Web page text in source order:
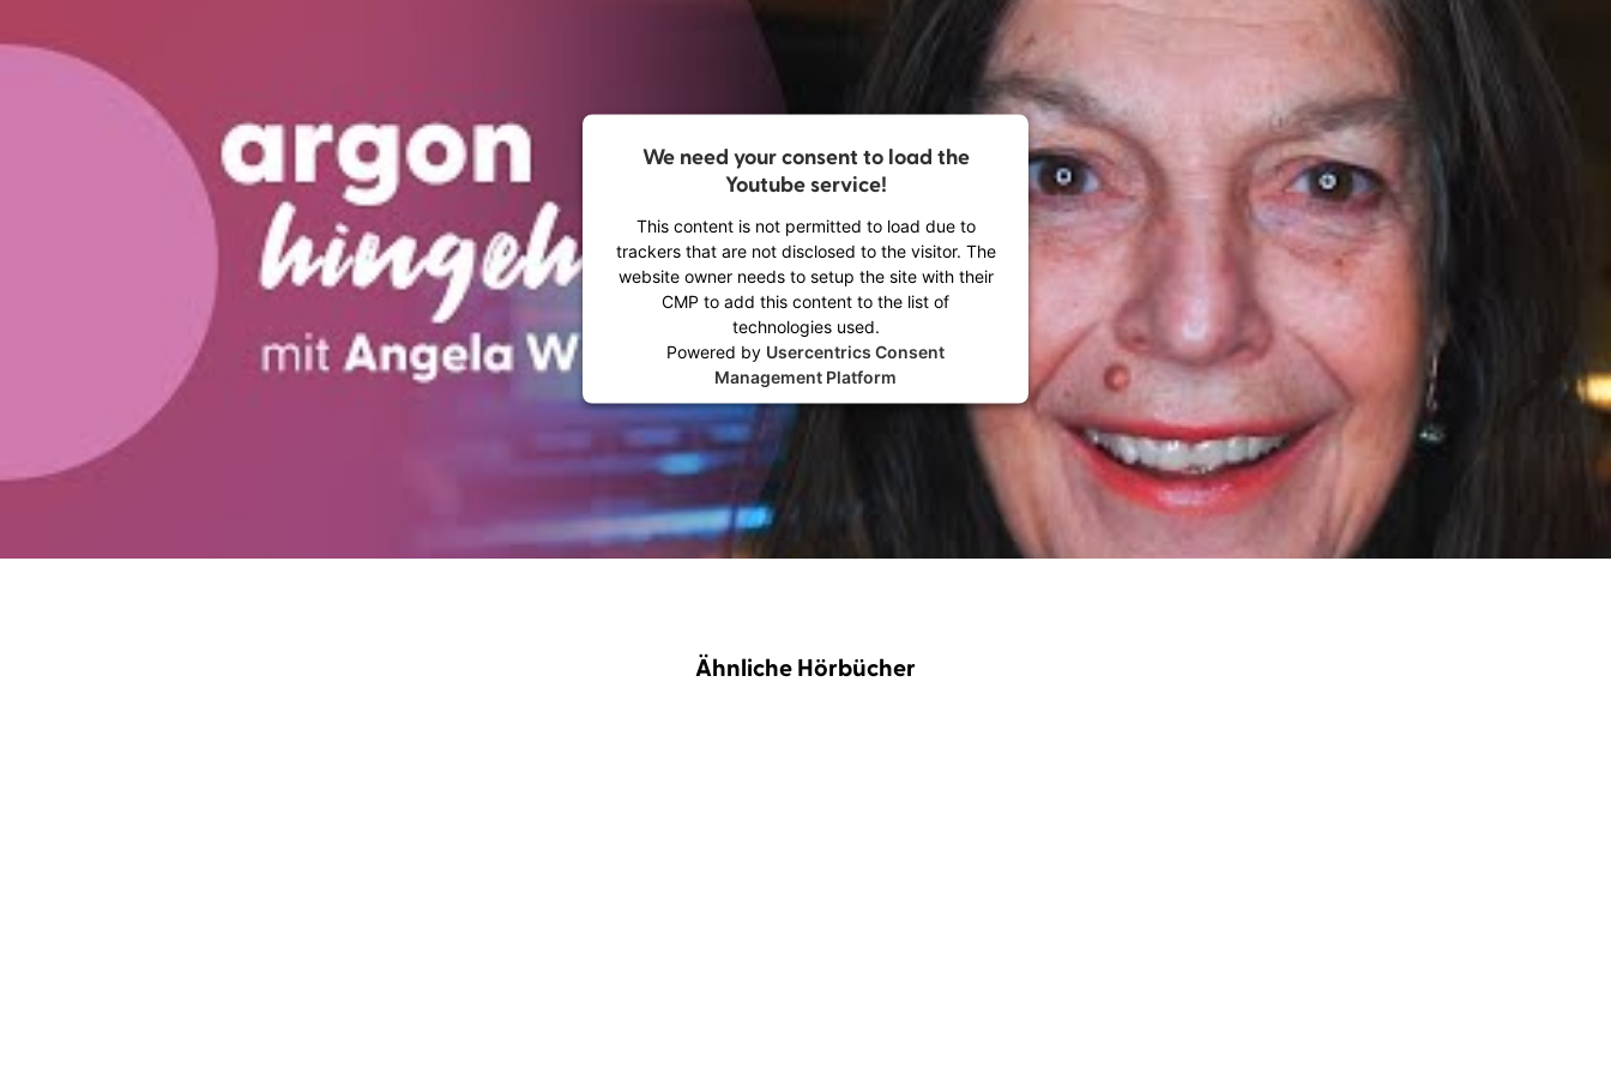
We need your consent to load the
Youtube service!
This content is not permitted to load due to
trackers that are not disclosed to the visitor. The
website owner needs to setup the site with their
CMP to add this content to the list of
technologies used.
Powered by Usercentrics Consent
Management Platform
Ähnliche Hörbücher